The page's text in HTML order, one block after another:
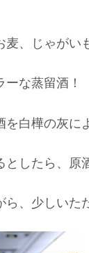
、じゃがい
な蒸留酒！
白樺の灰に
したら、原
、少しいた